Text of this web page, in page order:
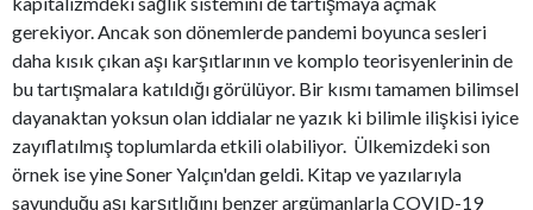
gerekiyor. Ancak son dönemlerde pandemi boyunca sesleri
daha kısık çıkan aşı karşıtlarının ve komplo teorisyenlerinin de
bu tartışmalara katıldığı görülüyor. Bir kısmı tamamen bilimsel
dayanaktan yoksun olan iddialar ne yazık ki bilimle ilişkisi iyice
zayıflatılmış toplumlarda etkili olabiliyor. Ülkemizdeki son
örnek ise yine Soner Yalçın'dan geldi. Kitap ve yazılarıyla
savunduğu aşı karşıtlığını benzer argümanlarla COVID-19